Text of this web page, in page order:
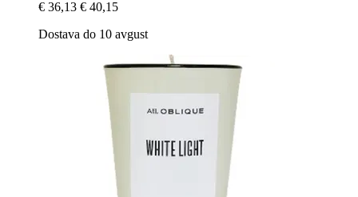
€ 36,13 € 40,15
Dostava do 10 avgust